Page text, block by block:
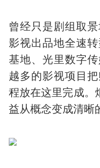
曾经只是剧组取
影视出品地全速
基地、光里数字
越多的影视项目
程放在这里完成。
益从概念变成清晰